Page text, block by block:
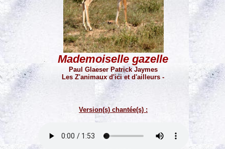
Mademoiselle gazelle
Paul Glaeser Patrick Jaymes
Les Z'animaux d'ici et d'ailleurs -
Version(s) chantée(s) :